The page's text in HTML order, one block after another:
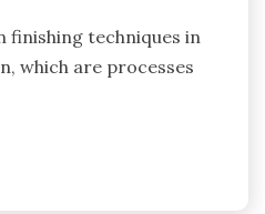
finishing techniques in
which are processes